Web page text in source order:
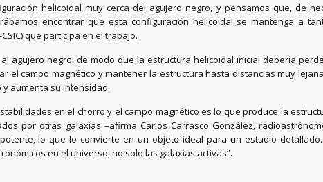
helicoidal muy cerca del agujero negro, y pensamos que, de
encontrar que esta configuración helicoidal se mantenga a
que participa en el trabajo.
agujero negro, de modo que la estructura helicoidal inicial debería
campo magnético y mantener la estructura hasta distancias muy
y aumenta su intensidad.
en el chorro y el campo magnético es lo que produce la
por otras galaxias –afirma Carlos Carrasco González,
lo que lo convierte en un objeto ideal para un estudio
en el universo, no solo las galaxias activas”.